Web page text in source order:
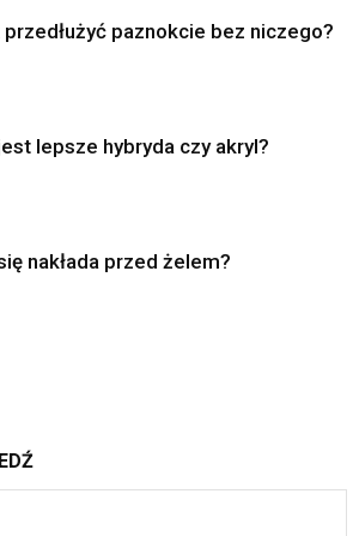
przedłużyć paznokcie bez niczego?
lepsze hybryda czy akryl?
nakłada przed żelem?